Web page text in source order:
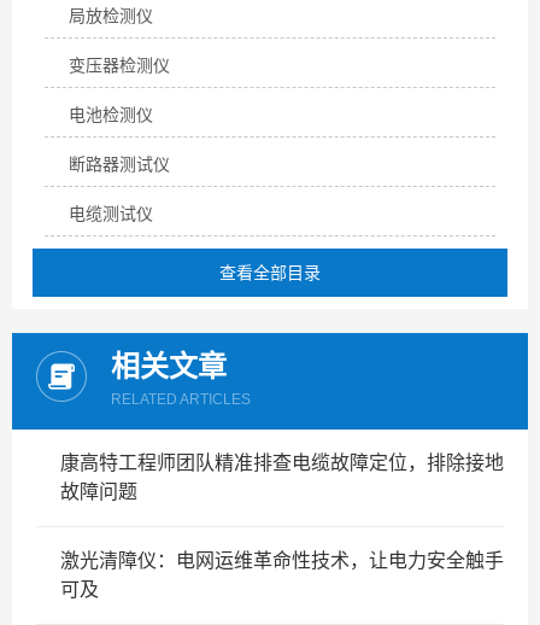
局放检测仪
变压器检测仪
电池检测仪
断路器测试仪
电缆测试仪
查看全部目录
相关文章
RELATED ARTICLES
康高特工程师团队精准排查电缆故障定位，排除接地
故障问题
激光清障仪：电网运维革命性技术，让电力安全触手
可及